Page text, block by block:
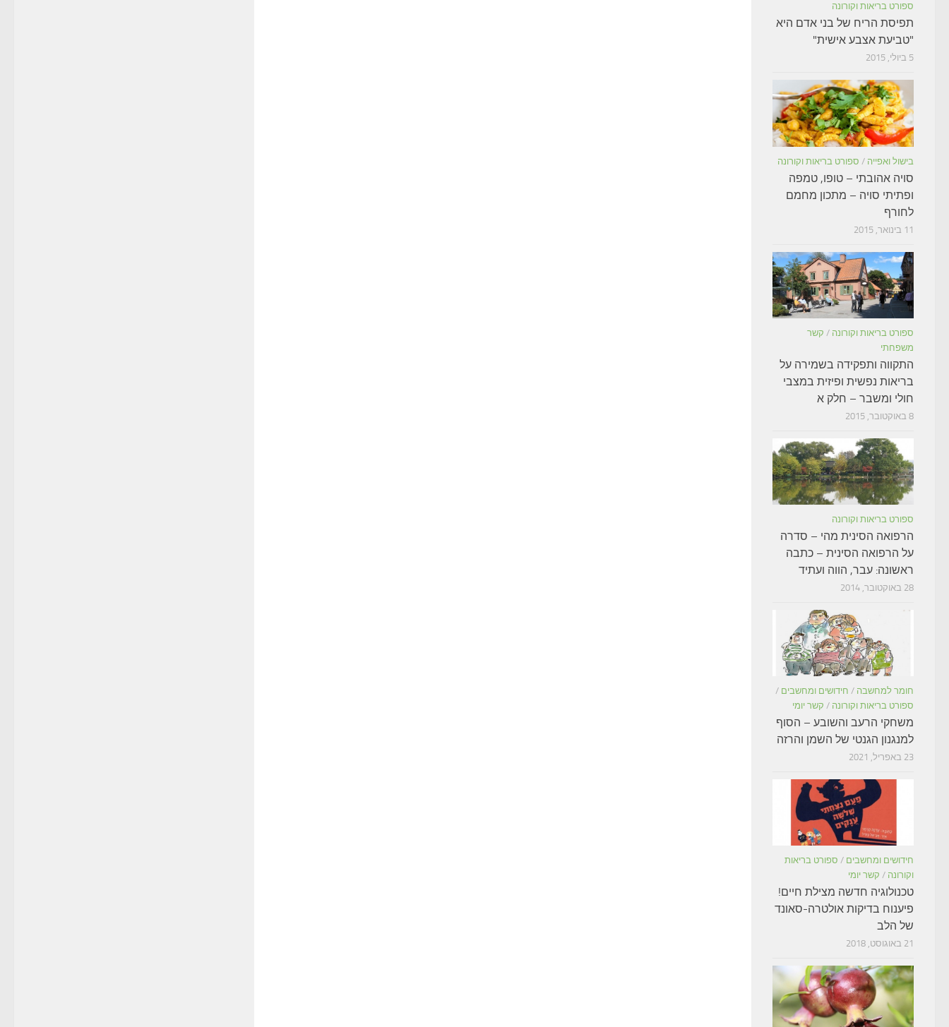
ספורט בריאות וקורונה
תפיסת הריח של בני אדם היא
"טביעת אצבע אישית"
5 ביולי, 2015
בישול ואפייה / ספורט בריאות וקורונה
סויה אהובתי – טופו, טמפה
ופתיתי סויה – מתכון מחמם
לחורף
11 בינואר, 2015
ספורט בריאות וקורונה / קשר
משפחתי
התקווה ותפקידה בשמירה על
בריאות נפשית ופיזית במצבי
חולי ומשבר – חלק א
8 באוקטובר, 2015
ספורט בריאות וקורונה
הרפואה הסינית מהי – סדרה
על הרפואה הסינית – כתבה
ראשונה: עבר, הווה ועתיד
28 באוקטובר, 2014
חומר למחשבה / חידושים ומחשבים /
ספורט בריאות וקורונה / קשר יומי
משחקי הרעב והשובע – הסוף
למנגנון הגנטי של השמן והרזה
23 באפריל, 2021
חידושים ומחשבים / ספורט בריאות
וקורונה / קשר יומי
טכנולוגיה חדשה מצילת חיים!
פיענוח בדיקות אולטרה-סאונד
של הלב
21 באוגוסט, 2018